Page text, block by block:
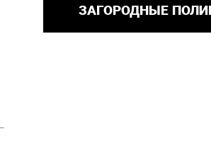
ЗАГОРОДНЫЕ